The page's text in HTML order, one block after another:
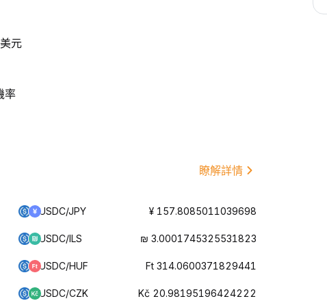
元
率
瞭解詳情
USDC/JPY ¥ 157.8085011039698
USDC/ILS ₪ 3.0001745325531823
USDC/HUF Ft 314.0600371829441
USDC/CZK Kč 20.98195196424222